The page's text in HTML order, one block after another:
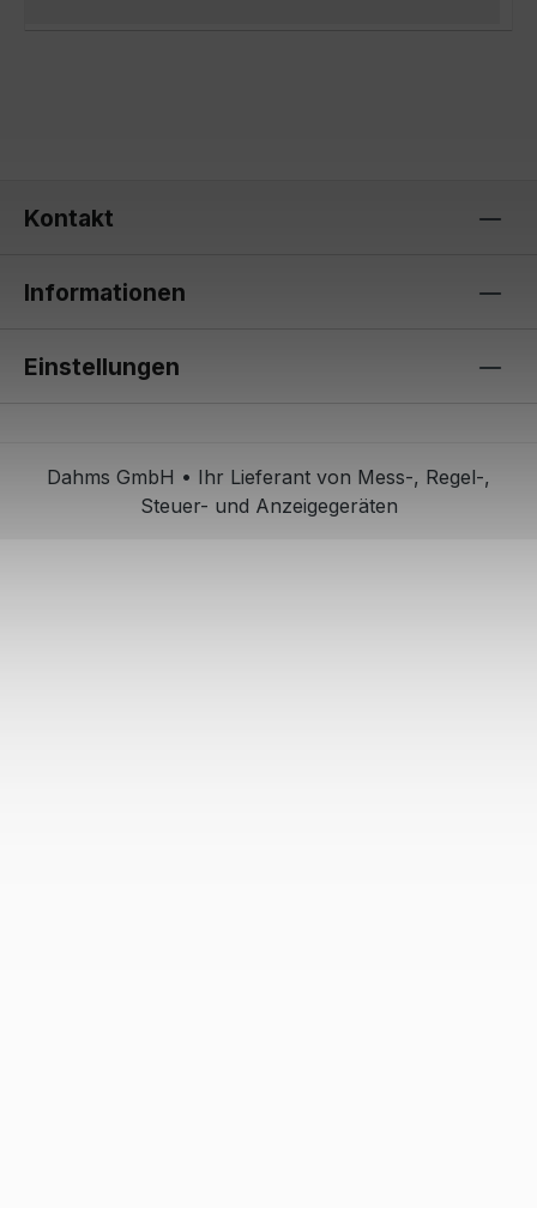
Kontakt
Informationen
Einstellungen
Dahms GmbH • Ihr Lieferant von Mess-, Regel-,
Steuer- und Anzeigegeräten